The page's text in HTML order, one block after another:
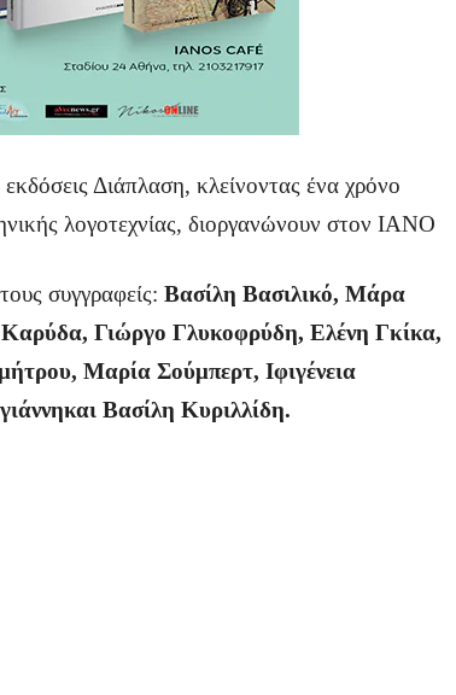
εκδόσεις Διάπλαση, κλείνοντας ένα χρόνο
λογοτεχνίας, διοργανώνουν στον ΙΑΝΟ
συγγραφείς: Βασίλη Βασιλικό, Μάρα
Γιώργο Γλυκοφρύδη, Ελένη Γκίκα,
Μαρία Σούμπερτ, Ιφιγένεια
Βασίλη Κυριλλίδη.